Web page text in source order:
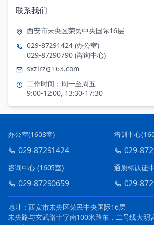
联系我们
西安市未央区荣民中央国际16层
029-87291424 (办公室)
029-87290790 (咨询中心)
sxzlrz@163.com
工作时间：周一至周五
9:00-12:00, 13:30-17:30
办公室(1603室)
029-87291424
培训中心
029-
咨询中心 (1605室)
029-87290659
通质标认证
029-
地址：西安市未央区荣民中央国际16层
未央路与玄武路十字南100米路东，二号线大明